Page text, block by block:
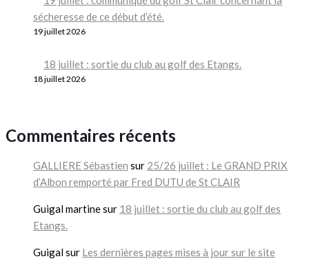
sécheresse de ce début d’été.
19 juillet 2026
18 juillet : sortie du club au golf des Etangs.
18 juillet 2026
Commentaires récents
GALLIERE Sébastien sur 25/26 juillet : Le GRAND PRIX
d’Albon remporté par Fred DUTU de St CLAIR
Guigal martinesur 18 juillet : sortie du club au golf des
Etangs.
Guigalsur Les dernières pages mises à jour sur le site